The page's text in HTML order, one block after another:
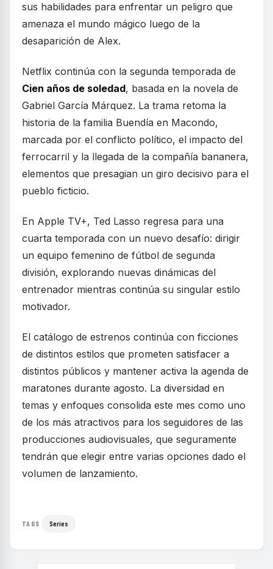
sus habilidades para enfrentar un peligro que
amenaza el mundo mágico luego de la
desaparición de Alex.
Netflix continúa con la segunda temporada de
Cien años de soledad, basada en la novela de
Gabriel García Márquez. La trama retoma la
historia de la familia Buendía en Macondo,
marcada por el conflicto político, el impacto del
ferrocarril y la llegada de la compañía bananera,
elementos que presagian un giro decisivo para el
pueblo ficticio.
En Apple TV+, Ted Lasso regresa para una
cuarta temporada con un nuevo desafío: dirigir
un equipo femenino de fútbol de segunda
división, explorando nuevas dinámicas del
entrenador mientras continúa su singular estilo
motivador.
El catálogo de estrenos continúa con ficciones
de distintos estilos que prometen satisfacer a
distintos públicos y mantener activa la agenda de
maratones durante agosto. La diversidad en
temas y enfoques consolida este mes como uno
de los más atractivos para los seguidores de las
producciones audiovisuales, que seguramente
tendrán que elegir entre varias opciones dado el
volumen de lanzamiento.
TAGS Series